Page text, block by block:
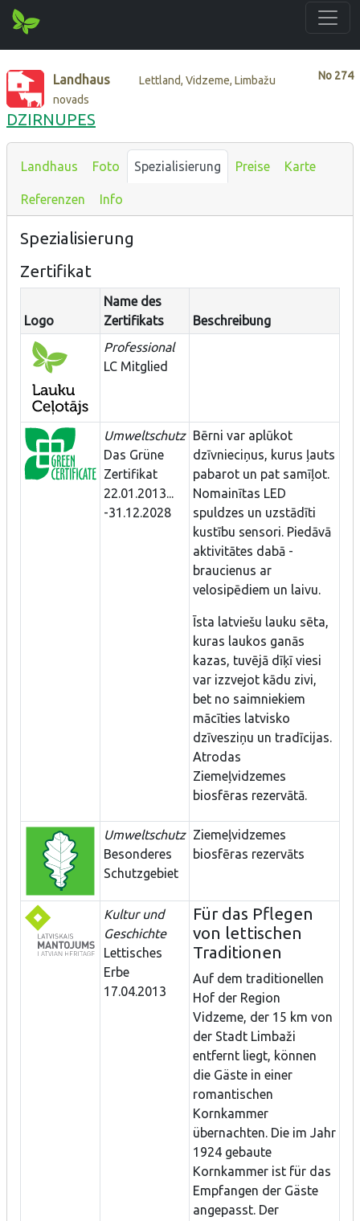
No 274
Landhaus
Lettland, Vidzeme, Limbažu
novads
DZIRNUPES
Landhaus Foto Spezialisierung Preise Karte
Referenzen Info
Spezialisierung
Zertifikat
Logo
Name des
Zertifikats
Beschreibung
Professional
LC Mitglied
Umweltschutz
Das Grüne
Zertifikat
22.01.2013...
-31.12.2028
Bērni var aplūkot
dzīvnieciņus, kurus ļauts
pabarot un pat samīļot.
Nomainītas LED
spuldzes un uzstādīti
kustību sensori. Piedāvā
aktivitātes dabā -
braucienus ar
velosipēdiem un laivu.
Īsta latviešu lauku sēta,
kuras laukos ganās
kazas, tuvējā dīķī viesi
var izzvejot kādu zivi,
bet no saimniekiem
mācīties latvisko
dzīvesziņu un tradīcijas.
Atrodas
Ziemeļvidzemes
biosfēras rezervātā.
Umweltschutz
Besonderes
Schutzgebiet
Ziemeļvidzemes
biosfēras rezervāts
Kultur und
Geschichte
Lettisches
Erbe
17.04.2013
Für das Pflegen
von lettischen
Traditionen
Auf dem traditionellen
Hof der Region
Vidzeme, der 15 km von
der Stadt Limbaži
entfernt liegt, können
die Gäste in einer
romantischen
Kornkammer
übernachten. Die im Jahr
1924 gebaute
Kornkammer ist für das
Empfangen der Gäste
angepasst. Der